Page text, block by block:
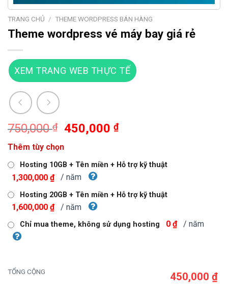
TRANG CHỦ / THEME WORDPRESS BÁN HÀNG
Theme wordpress vé máy bay giá rẻ
XEM TRANG WEB THỰC TẾ
750,000₫
Giá
là:
750,000 ₫.
450,000₫Giá
là:
Thêm tùy chọn
Hosting 10GB + Tên miền + Hỗ trợ kỹ thuật
1,300,000 ₫ / năm
Hosting 20GB + Tên miền + Hỗ trợ kỹ thuật
1,600,000 ₫ / năm
Chỉ mua theme, không sử dụng hosting 0 ₫ / năm
TỔNG CỘNG 450,000 ₫